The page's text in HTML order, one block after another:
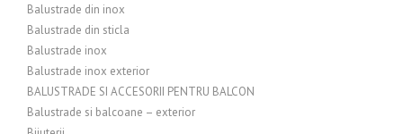
Balustrade din inox
Balustrade din sticla
Balustrade inox
Balustrade inox exterior
BALUSTRADE SI ACCESORII PENTRU BALCON
Balustrade si balcoane – exterior